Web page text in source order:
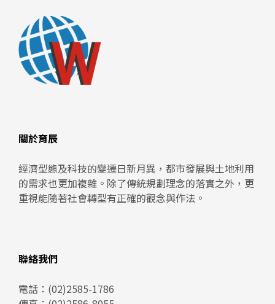
關於育辰
經濟型態及科技的變遷日新月異，都市發展與土地利用
的需求也更加複雜。除了傳統規劃理念的落實之外，更
重視能隨著社會轉型有正確的觀念與作法。
聯絡我們
電話： (02)2585-1786